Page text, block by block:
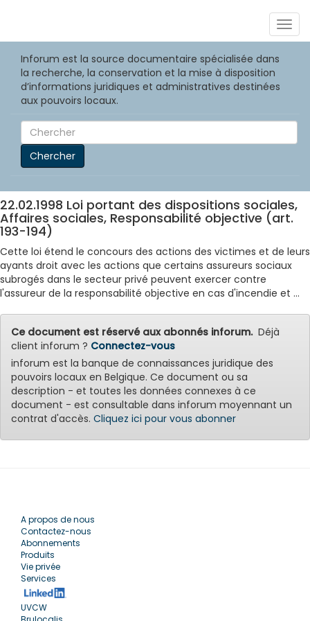
Inforum est la source documentaire spécialisée dans
la recherche, la conservation et la mise à disposition
d’informations juridiques et administratives destinées
aux pouvoirs locaux.
Chercher
22.02.1998 Loi portant des dispositions sociales,
Affaires sociales, Responsabilité objective (art.
193-194)
Cette loi étend le concours des actions des victimes et de leurs
ayants droit avec les actions que certains assureurs sociaux
subrogés dans le secteur privé peuvent exercer contre
l'assureur de la responsabilité objective en cas d'incendie et ...
Ce document est réservé aux abonnés inforum.Déjà
client inforum ? Connectez-vous
inforum est la banque de connaissances juridique des
pouvoirs locaux en Belgique. Ce document ou sa
description - et toutes les données connexes à ce
document - est consultable dans inforum moyennant un
contrat d'accès. Cliquez ici pour vous abonner
A propos de nous
Contactez-nous
Abonnements
Produits
Vie privée
Services
UVCW